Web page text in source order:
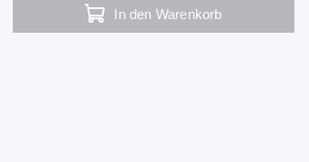
In den Warenkorb